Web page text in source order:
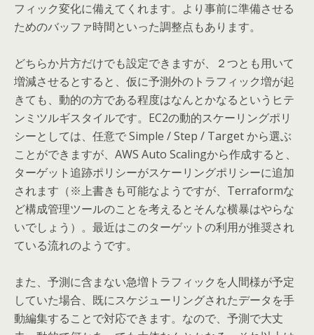
フィック変化に備えてくれます。より事前に準備させる
ためのバッファ時間といった調整点もあります。
どちらか片方だけでも設定できますが、２つとも用いて
増減させるとすると、仮に予測外のトラフィック増が起
きても、動的の方である程度はなんとかなるというヒテ
ンミツルギスタイルです。EC2の動的スケーリングポリ
シーとしては、任意で Simple / Step / Target から選ぶ
ことができますが、AWS Auto Scalingから作成すると、
ターゲット追跡ポリシーがスケーリングポリシーに追加
されます（※上書きも可能なようですが、Terraformな
ど構成管理ツールのことを考えるとそんな横暴はやらな
いでしょう）。最近はこのターゲットの利用が推奨され
ている流れのようです。
また、予測に含まない急増トラフィックを人間様が予定
していた場合、既にスケジューリングされたデータを手
動編集することで対応できます。なので、予測で大丈